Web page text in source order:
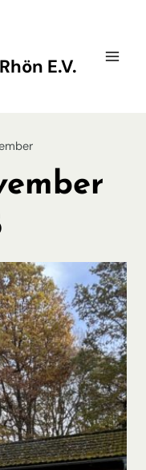
E.V.